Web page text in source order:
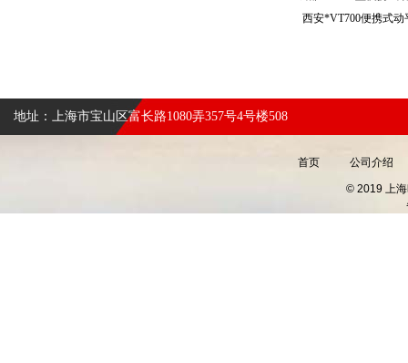
西安*VT700便携式
地址：上海市宝山区富长路1080弄357号4号楼508
首页 公司介绍
© 2019 上